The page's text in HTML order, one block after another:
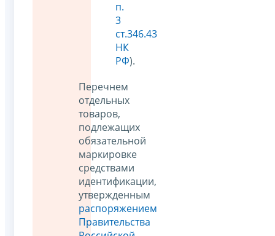
п.
3
ст.346.43
НК
РФ).
Перечнем
отдельных
товаров,
подлежащих
обязательной
маркировке
средствами
идентификации,
утвержденным
распоряжением
Правительства